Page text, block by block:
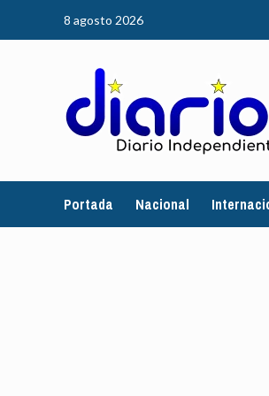
8 agosto 2026
Portada Nacional